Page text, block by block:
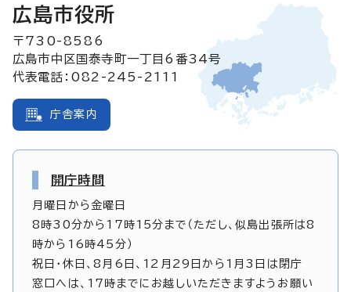
広島市役所
〒730-8586
広島市中区国泰寺町一丁目6番34号
代表電話：082-245-2111
庁舎案内
開庁時間
月曜日から金曜日
8時30分から17時15分まで（ただし、似島出張所は8
時から16時45分）
祝日・休日、8月6日、12月29日から1月3日は閉庁
窓口へは、17時までにお越しいただきますようお願い